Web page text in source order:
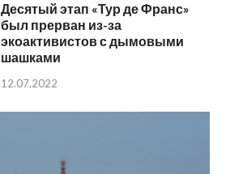
Десятый этап «Тур де Франс»
был прерван из-за
экоактивистов с дымовыми
шашками
12.07.2022